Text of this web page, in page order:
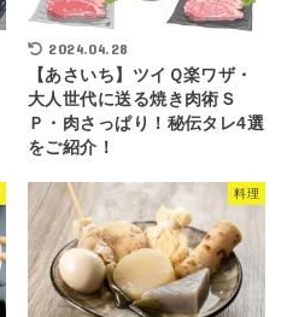
2024.04.28
【あさいち】ツイＱ楽ワザ・
大人世代に送る焼き肉術Ｓ
Ｐ・肉さっぱり！秘伝タレ4選
をご紹介！
料理